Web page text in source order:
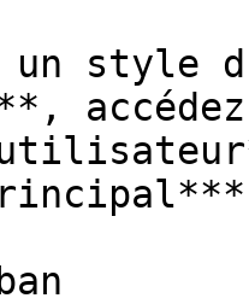
un style